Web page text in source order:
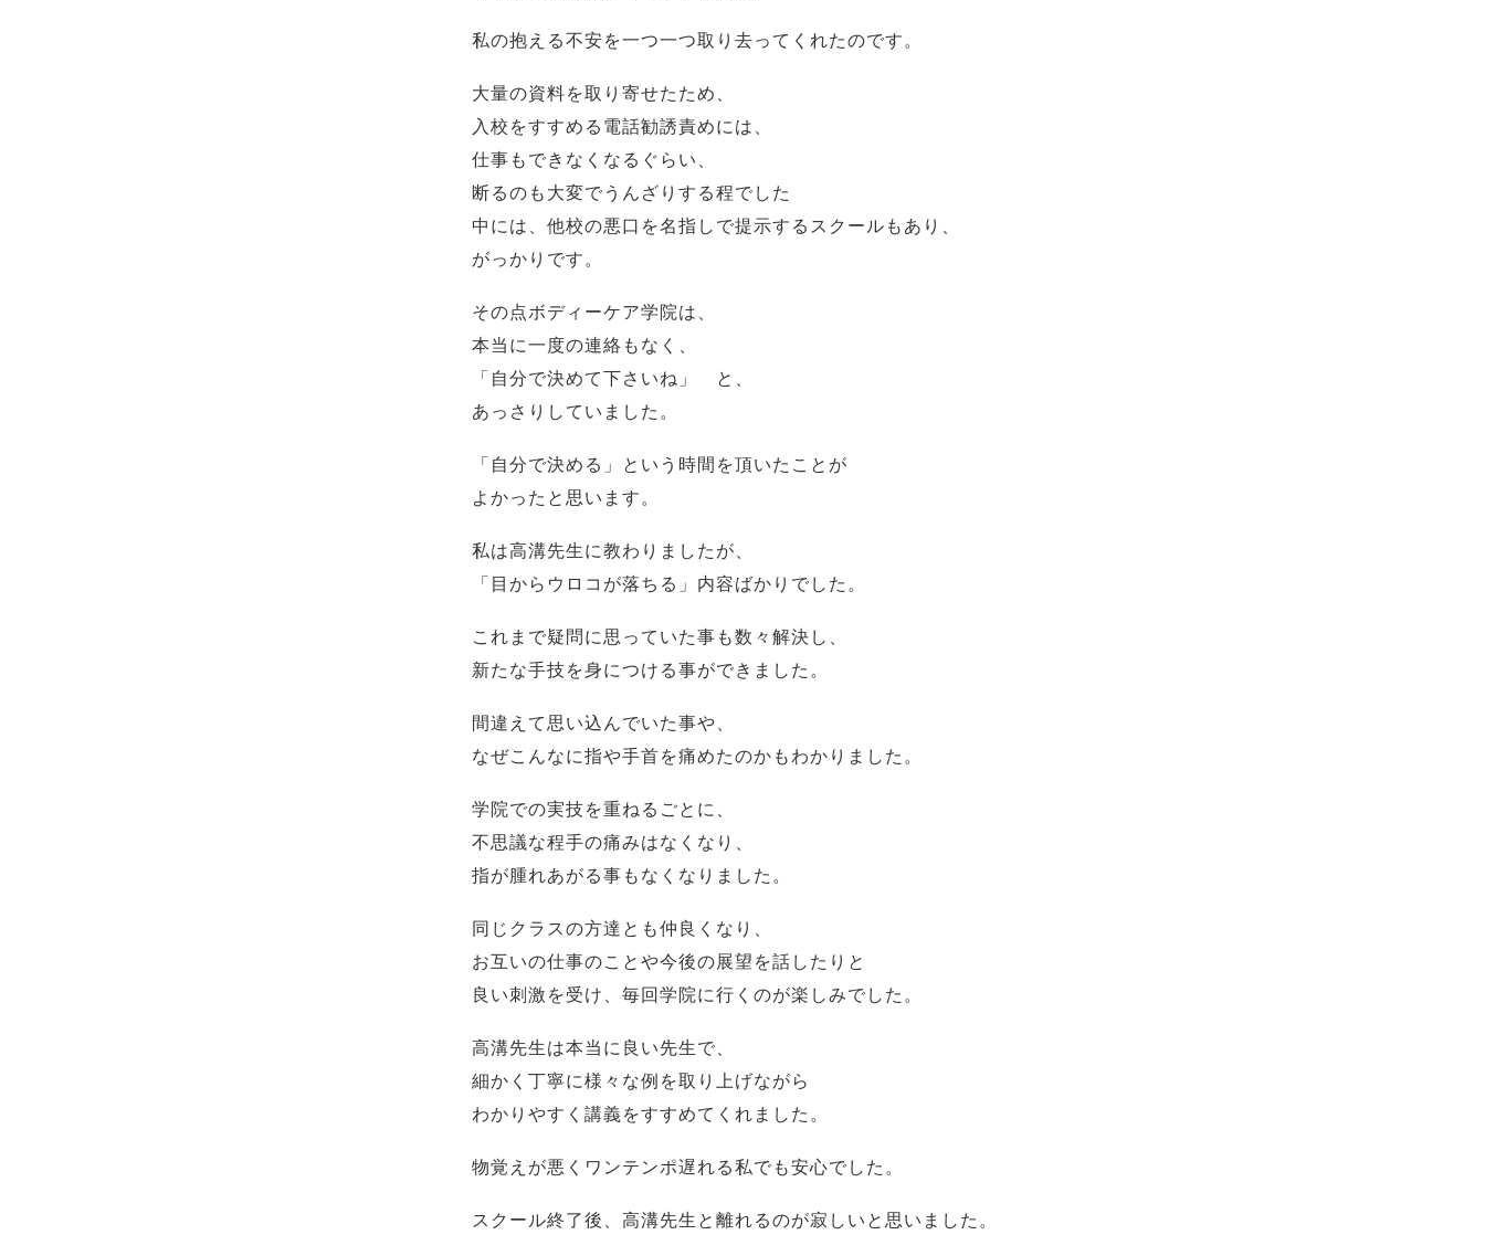
私の抱える不安を一つ一つ取り去ってくれたのです。
大量の資料を取り寄せたため、
入校をすすめる電話勧誘責めには、
仕事もできなくなるぐらい、
断るのも大変でうんざりする程でした
中には、他校の悪口を名指しで提示するスクールもあり、
がっかりです。
その点ボディーケア学院は、
本当に一度の連絡もなく、
「自分で決めて下さいね」 と、
あっさりしていました。
「自分で決める」という時間を頂いたことが
よかったと思います。
私は高溝先生に教わりましたが、
「目からウロコが落ちる」内容ばかりでした。
これまで疑問に思っていた事も数々解決し、
新たな手技を身につける事ができました。
間違えて思い込んでいた事や、
なぜこんなに指や手首を痛めたのかもわかりました。
学院での実技を重ねるごとに、
不思議な程手の痛みはなくなり、
指が腫れあがる事もなくなりました。
同じクラスの方達とも仲良くなり、
お互いの仕事のことや今後の展望を話したりと
良い刺激を受け、毎回学院に行くのが楽しみでした。
高溝先生は本当に良い先生で、
細かく丁寧に様々な例を取り上げながら
わかりやすく講義をすすめてくれました。
物覚えが悪くワンテンポ遅れる私でも安心でした。
スクール終了後、高溝先生と離れるのが寂しいと思いました。